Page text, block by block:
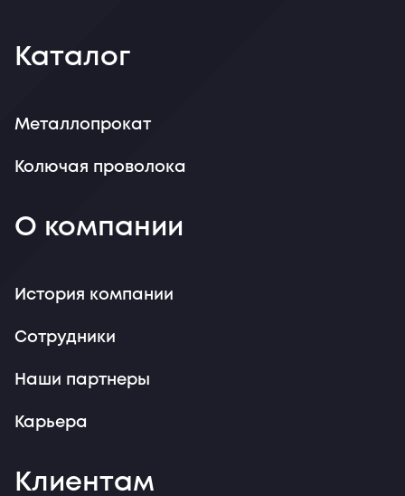
Каталог
Металлопрокат
Колючая проволока
О компании
История компании
Сотрудники
Наши партнеры
Карьера
Клиентам